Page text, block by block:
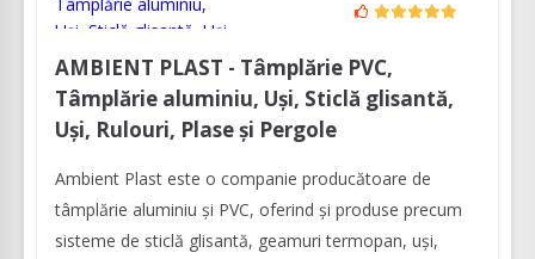
AMBIENT PLAST - Tâmplărie PVC,
Tâmplărie aluminiu, Uși, Sticlă glisantă,
Uși, Rulouri, Plase și Pergole
Ambient Plast este o companie producătoare de
tâmplărie aluminiu şi PVC, oferind şi produse precum
sisteme de sticlă glisantă, geamuri termopan, uşi,